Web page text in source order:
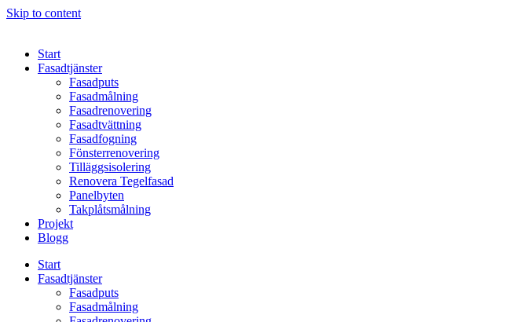
Skip to content
Start
Fasadtjänster
Fasadputs
Fasadmålning
Fasadrenovering
Fasadtvättning
Fasadfogning
Fönsterrenovering
Tilläggsisolering
Renovera Tegelfasad
Panelbyten
Takplåtsmålning
Projekt
Blogg
Start
Fasadtjänster
Fasadputs
Fasadmålning